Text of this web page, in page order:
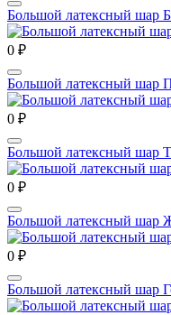
Большой латексный шар
0 ₽
Большой латексный шар
0 ₽
Большой латексный шар
0 ₽
Большой латексный шар
0 ₽
Большой латексный шар